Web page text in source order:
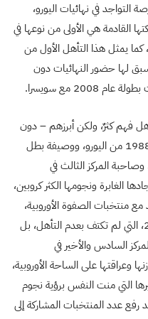
التواجد في نهائيات اليورو،
القادمة هي الأولى من نوعها في
كما يمثل هذا التأهل الأول من
لها حضور النهائيات دون
مع سويسرا.
فهم كثرٌ، ولكن أبرزهم – دون
شك – جماهير هولندا، بطلة نسخة عام 1988 من اليورو، ووصيفة بطل
العالم ثلاث مرات آخرها عام 2010، وصاحبة المركز الثالث في
الغابرة ونجومها الكثر كروبين،
منتخبات الصفوة الأوروبية،
شأنها شأن اليونان بطلة نسخة عام 2004، التي لم تكتف بعدم التأهل، بل
السادس والأخير في
وعراقتها على الساحة الأوروبية،
التي منت النفس برؤية نجوم
رفع عدد المنتخبات المشاركة إلى